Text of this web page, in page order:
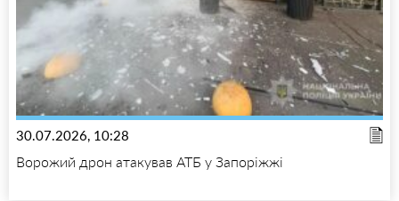
30.07.2026, 10:28
Ворожий дрон атакував АТБ у Запоріжжі